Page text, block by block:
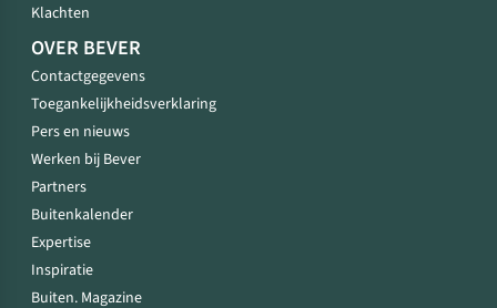
Klachten
OVER BEVER
Contactgegevens
Toegankelijkheidsverklaring
Pers en nieuws
Werken bij Bever
Partners
Buitenkalender
Expertise
Inspiratie
Buiten. Magazine